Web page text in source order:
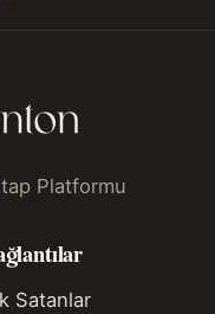
Platformu
Satanlar